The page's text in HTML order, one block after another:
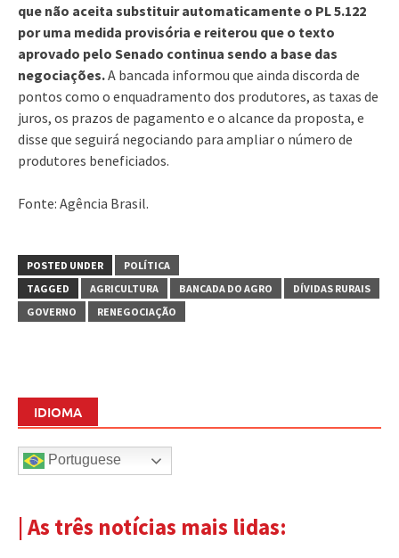
que não aceita substituir automaticamente o PL 5.122
por uma medida provisória e reiterou que o texto
aprovado pelo Senado continua sendo a base das
negociações.A bancada informou que ainda discorda de
pontos como o enquadramento dos produtores, as taxas de
juros, os prazos de pagamento e o alcance da proposta, e
disse que seguirá negociando para ampliar o número de
produtores beneficiados.
Fonte: Agência Brasil.
POSTED UNDER
POLÍTICA
TAGGED
AGRICULTURA BANCADA DO AGRO
DÍVIDAS RURAIS
GOVERNO
RENEGOCIAÇÃO
IDIOMA
Portuguese
| As três notícias mais lidas: